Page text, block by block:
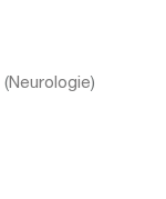
(Neurologie)